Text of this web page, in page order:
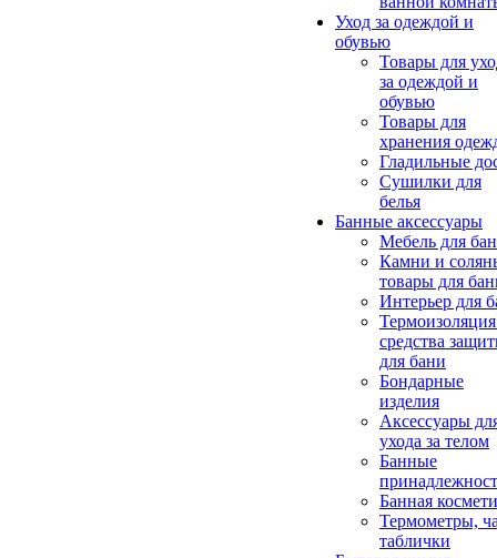
Уход за одеждой и
обувью
Товары для
за одеждой и
обувью
Товары для
хранения
Гладильные
Сушилки для
белья
Банные аксессуары
Мебель для
Камни и
товары для
Интерьер для
средства
для бани
Бондарные
изделия
Аксеcсуары
ухода за телом
Банные
Банная
Термометры,
таблички